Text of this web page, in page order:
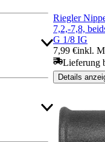
Riegler
7,2,-7,8,
G 1/8 IG
7,99 €inkl.
Lieferung
Details